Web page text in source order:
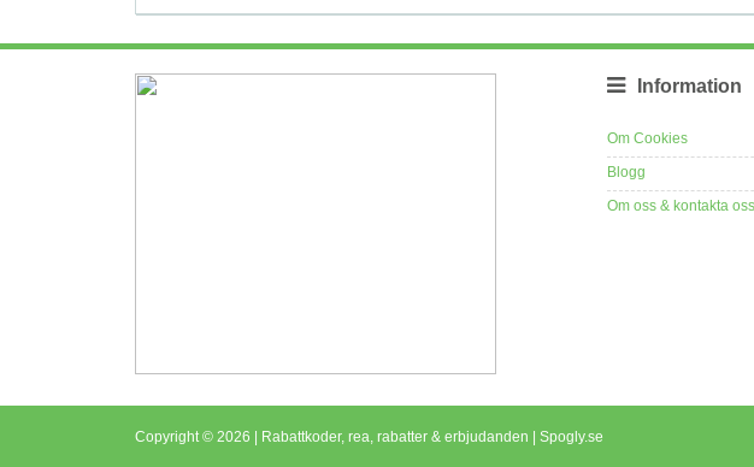
Information
Om Cookies
Blogg
Om oss & kontakta oss
Copyright © 2026 | Rabattkoder, rea, rabatter & erbjudanden | Spogly.se